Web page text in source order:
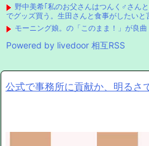
野中美希｢私のお父さんはつんく♂さん
でグッズ買う。生田さんと食事がしたいと
モーニング娘。の「このまま！」が良曲
Powered by livedoor 相互RSS
公式で事務所に貢献か、明るさ